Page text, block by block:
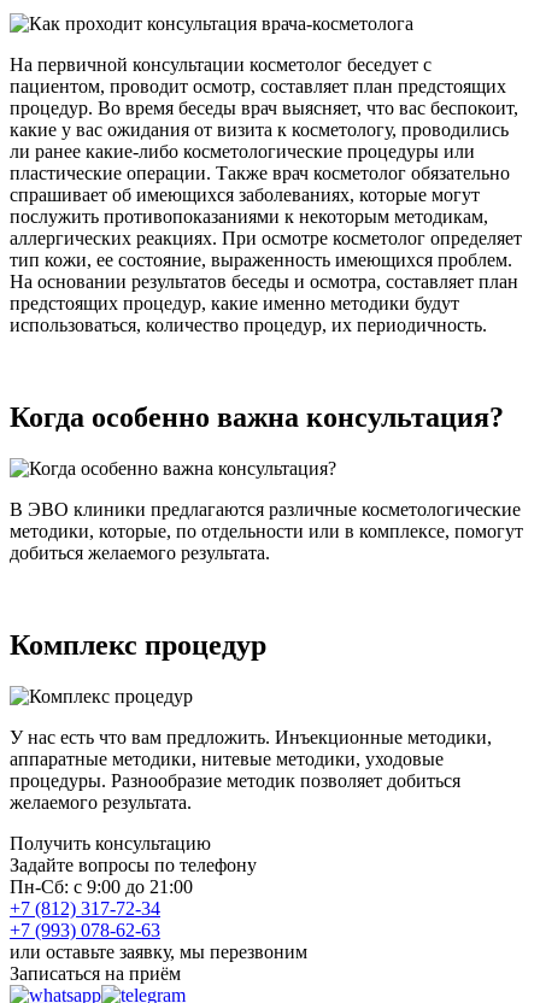
На первичной консультации косметолог беседует с
пациентом, проводит осмотр, составляет план предстоящих
процедур. Во время беседы врач выясняет, что вас беспокоит,
какие у вас ожидания от визита к косметологу, проводились
ли ранее какие-либо косметологические процедуры или
пластические операции. Также врач косметолог обязательно
спрашивает об имеющихся заболеваниях, которые могут
послужить противопоказаниями к некоторым методикам,
аллергических реакциях. При осмотре косметолог определяет
тип кожи, ее состояние, выраженность имеющихся проблем.
На основании результатов беседы и осмотра, составляет план
предстоящих процедур, какие именно методики будут
использоваться, количество процедур, их периодичность.
Когда особенно важна консультация?
В ЭВО клиники предлагаются различные косметологические
методики, которые, по отдельности или в комплексе, помогут
добиться желаемого результата.
Комплекс процедур
У нас есть что вам предложить. Инъекционные методики,
аппаратные методики, нитевые методики, уходовые
процедуры. Разнообразие методик позволяет добиться
желаемого результата.
Получить консультацию
Задайте вопросы по телефону
Пн-Сб: с 9:00 до 21:00
+7 (812) 317-72-34
+7 (993) 078-62-63
или оставьте заявку, мы перезвоним
Записаться на приём